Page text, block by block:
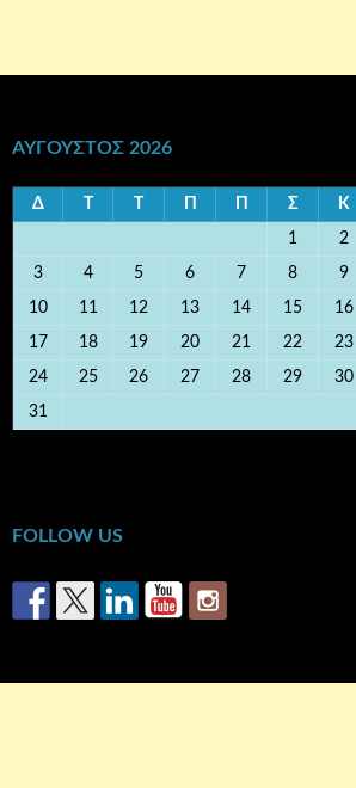
ΑΎΓΟΥΣΤΟΣ 2026
Δ Τ Τ Π Π Σ Κ
1 2
3 4 5 6 7 8 9
10 11 12 13 14 15 16
17 18 19 20 21 22 23
24 25 26 27 28 29 30
31
FOLLOW US